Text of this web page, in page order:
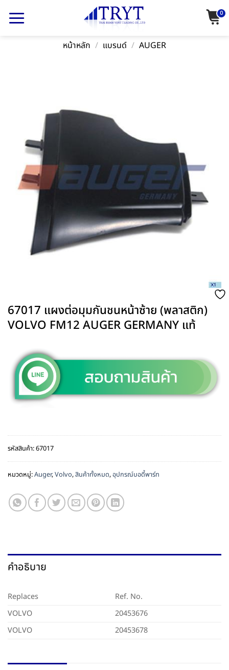
0
หน้าหลัก / แบรนด์ / AUGER
67017 แผงต่อมุมกันชนหน้าซ้าย (พลาสติก)
VOLVO FM12 AUGER GERMANY แท้
รหัสสินค้า:67017
หมวดหมู่:Auger,Volvo,สินค้าทั้งหมด,อุปกรณ์บอดี้พาร์ท
คำอธิบาย
Replaces
Ref. No.
VOLVO
20453676
VOLVO
20453678